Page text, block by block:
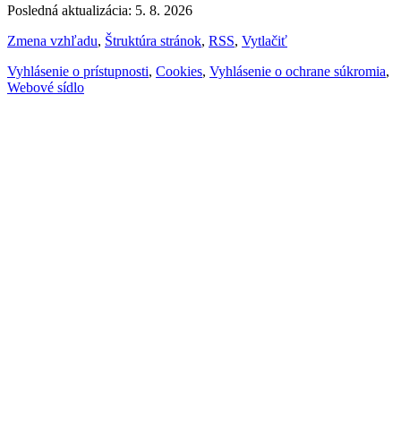
Posledná aktualizácia: 5. 8. 2026
Zmena vzhľadu, Štruktúra stránok, RSS, Vytlačiť
Vyhlásenie o prístupnosti, Cookies, Vyhlásenie o ochrane súkromia,
Webové sídlo